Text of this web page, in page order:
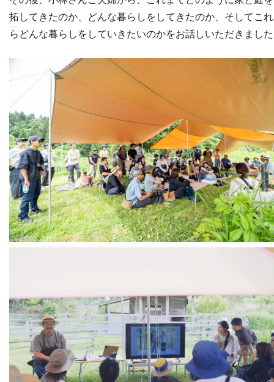
拓してきたのか、どんな暮らしをしてきたのか、そしてこ
らどんな暮らしをしていきたいのかをお話しいただきまし